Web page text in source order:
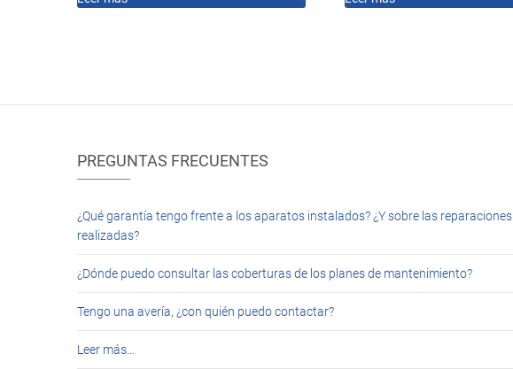
PREGUNTAS FRECUENTES
¿Qué garantía tengo frente a los aparatos instalados? ¿Y sobre las reparaciones
realizadas?
¿Dónde puedo consultar las coberturas de los planes de mantenimiento?
Tengo una avería, ¿con quién puedo contactar?
Leer más…